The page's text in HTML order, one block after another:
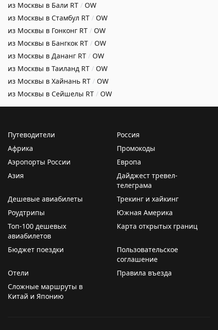
из Москвы в Бали RT / OW
из Москвы в Стамбул RT / OW
из Москвы в Гонконг RT / OW
из Москвы в Бангкок RT / OW
из Москвы в Дананг RT / OW
из Москвы в Таиланд RT / OW
из Москвы в Хайнань RT / OW
из Москвы в Сейшелы RT / OW
Путеводители
Россия
Африка
Промокоды
Аэропорты России
Европа
Азия
Дайджест тревел-
телеграма
Дешевые авиабилеты
Трекинг и хайкинг
Роудтрипы
Южная Америка
Топ-100 дешевых
авиабилетов
Карта открытых границ
Бюджет поездки
Пользовательское
соглашение
Отели
Правила въезда
Сложные маршруты в
Китай и Японию